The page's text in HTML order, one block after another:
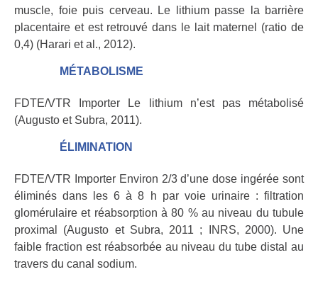
muscle, foie puis cerveau. Le lithium passe la barrière
placentaire et est retrouvé dans le lait maternel (ratio de
0,4) (Harari et al., 2012).
MÉTABOLISME
FDTE/VTR Importer Le lithium n’est pas métabolisé
(Augusto et Subra, 2011).
ÉLIMINATION
FDTE/VTR Importer Environ 2/3 d’une dose ingérée sont
éliminés dans les 6 à 8 h par voie urinaire : filtration
glomérulaire et réabsorption à 80 % au niveau du tubule
proximal (Augusto et Subra, 2011 ; INRS, 2000). Une
faible fraction est réabsorbée au niveau du tube distal au
travers du canal sodium.